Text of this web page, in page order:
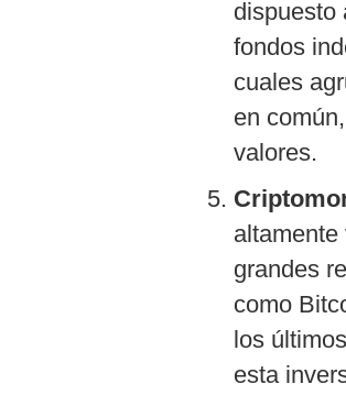
dispuesto
fondos
cuales
en
valores.
grandes
como
los
esta